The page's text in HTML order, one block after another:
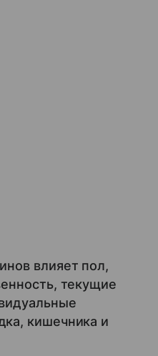
влияет пол,
текущие
кишечника и